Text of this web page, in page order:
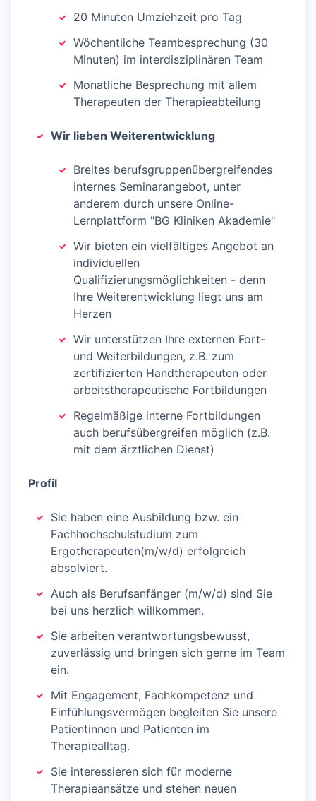
20 Minuten Umziehzeit pro Tag
Wöchentliche Teambesprechung (30
Minuten) im interdisziplinären Team
Monatliche Besprechung mit allem
Therapeuten der Therapieabteilung
Wir lieben Weiterentwicklung
Breites berufsgruppenübergreifendes
internes Seminarangebot, unter
anderem durch unsere Online-
Lernplattform "BG Kliniken Akademie"
Wir bieten ein vielfältiges Angebot an
individuellen
Qualifizierungsmöglichkeiten - denn
Ihre Weiterentwicklung liegt uns am
Herzen
Wir unterstützen Ihre externen Fort-
und Weiterbildungen, z.B. zum
zertifizierten Handtherapeuten oder
arbeitstherapeutische Fortbildungen
Regelmäßige interne Fortbildungen
auch berufsübergreifen möglich (z.B.
mit dem ärztlichen Dienst)
Profil
Sie haben eine Ausbildung bzw. ein
Fachhochschulstudium zum
Ergotherapeuten(m/w/d) erfolgreich
absolviert.
Auch als Berufsanfänger (m/w/d) sind Sie
bei uns herzlich willkommen.
Sie arbeiten verantwortungsbewusst,
zuverlässig und bringen sich gerne im Team
ein.
Mit Engagement, Fachkompetenz und
Einfühlungsvermögen begleiten Sie unsere
Patientinnen und Patienten im
Therapiealltag.
Sie interessieren sich für moderne
Therapieansätze und stehen neuen